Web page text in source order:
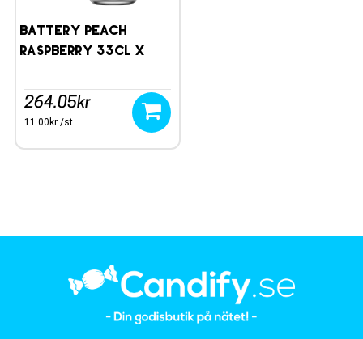
Battery Peach
Raspberry 33cl x
264.05kr
11.00kr /st